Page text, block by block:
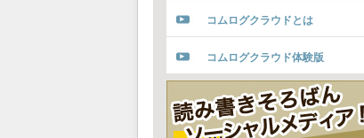
コムログクラウドとは
コムログクラウド体験版